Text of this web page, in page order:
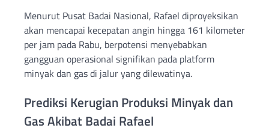
Menurut Pusat Badai Nasional, Rafael diproyeksikan
akan mencapai kecepatan angin hingga 161 kilometer
per jam pada Rabu, berpotensi menyebabkan
gangguan operasional signifikan pada platform
minyak dan gas di jalur yang dilewatinya.
Prediksi Kerugian Produksi Minyak dan
Gas Akibat Badai Rafael